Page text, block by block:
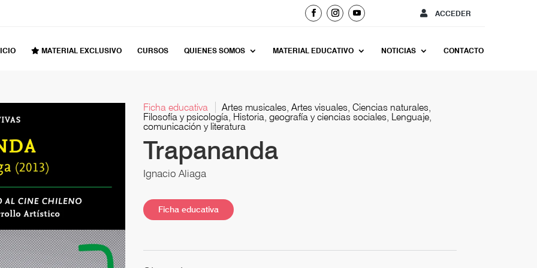
ACCEDER
MATERIAL EXCLUSIVO CURSOS QUIENES SOMOS MATERIAL EDUCATIVO NOTICIAS CONTACTO
Ficha educativa
Artes musicales, Artes visuales, Ciencias naturales,
Filosofía y psicología, Historia, geografía y ciencias sociales, Lenguaje,
comunicación y literatura
Trapananda
Ignacio Aliaga
Ficha educativa